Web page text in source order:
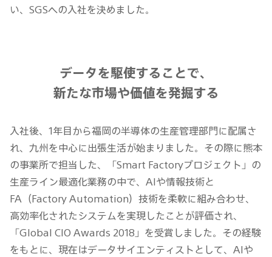
い、SGSへの入社を決めました。
データを駆使することで、
新たな市場や価値を発掘する
入社後、1年目から福岡の半導体の生産管理部門に配属さ
れ、九州を中心に出張生活が始まりました。その際に熊本
の事業所で担当した、「Smart Factoryプロジェクト」の
生産ライン最適化業務の中で、AIや情報技術と
FA（Factory Automation）技術を柔軟に組み合わせ、
高効率化されたシステムを実現したことが評価され、
「Global CIO Awards 2018」を受賞しました。その経験
をもとに、現在はデータサイエンティストとして、AIや